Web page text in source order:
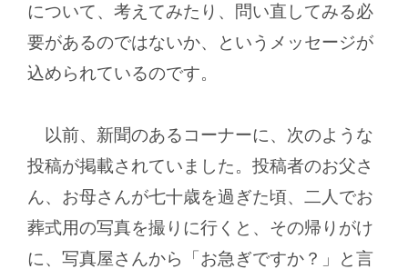
について、考えてみたり、問い直してみる必
要があるのではないか、というメッセージが
込められているのです。
以前、新聞のあるコーナーに、次のような
投稿が掲載されていました。投稿者のお父さ
ん、お母さんが七十歳を過ぎた頃、二人でお
葬式用の写真を撮りに行くと、その帰りがけ
に、写真屋さんから「お急ぎですか？」と言